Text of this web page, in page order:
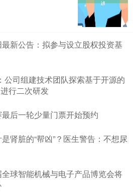
新公告：拟参与设立股权投资基
公司组建技术团队探索基于开源的
行二次研发
后一轮少量门票开始预约
肾脏的“帮凶”？医生警告：不想尿
球智能机械与电子产品博览会将